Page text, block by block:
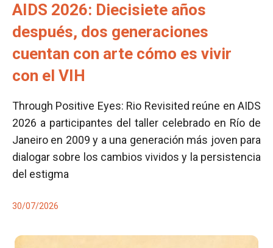
AIDS 2026: Diecisiete años
después, dos generaciones
cuentan con arte cómo es vivir
con el VIH
Through Positive Eyes: Rio Revisited reúne en AIDS
2026 a participantes del taller celebrado en Río de
Janeiro en 2009 y a una generación más joven para
dialogar sobre los cambios vividos y la persistencia
del estigma
30/07/2026